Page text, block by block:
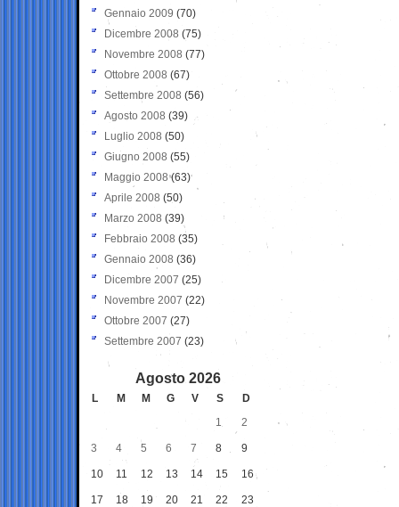
Gennaio 2009 (70)
Dicembre 2008 (75)
Novembre 2008 (77)
Ottobre 2008 (67)
Settembre 2008 (56)
Agosto 2008 (39)
Luglio 2008 (50)
Giugno 2008 (55)
Maggio 2008(63)
Aprile 2008 (50)
Marzo 2008 (39)
Febbraio 2008 (35)
Gennaio 2008 (36)
Dicembre 2007 (25)
Novembre 2007 (22)
Ottobre 2007 (27)
Settembre 2007 (23)
Agosto 2026
L M M G V S
D
1
2
3 4 5 6 7 8 9
10 11 12 13 14 15 16
17 18 19 20 21 22 23